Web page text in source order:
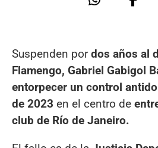
Suspenden pordos años al
Flamengo, Gabriel Gabigol
entorpecer un control
de 2023 en el centro de
club de Río de Janeiro.